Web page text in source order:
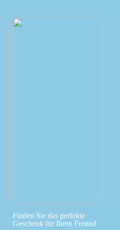
Finden Sie das perfekte
Geschenk für Ihren Freund